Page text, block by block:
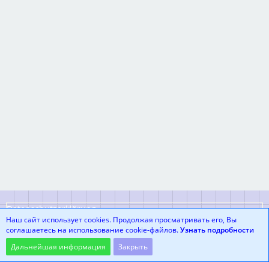
Datenschutzerklärung
Community-Software:WoltLab Suite™
Наш сайт использует cookies. Продолжая просматривать его, Вы
соглашаетесь на использование cookie-файлов.Узнать подробности
Дальнейшая информация
Закрыть